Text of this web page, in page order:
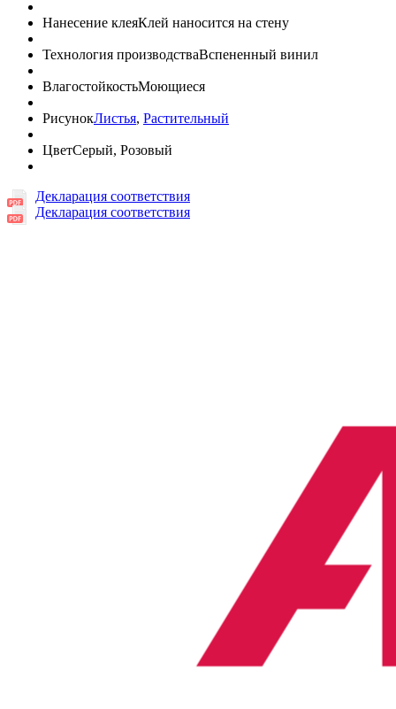
Нанесение клеяКлей наносится на стену
Технология производстваВспененный винил
ВлагостойкостьМоющиеся
РисунокЛистья, Растительный
ЦветСерый, Розовый
Декларация соответствия
Декларация соответствия